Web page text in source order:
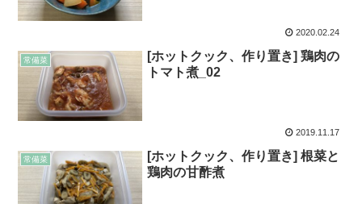
2020.02.24
常備菜
[ホットクック、作り置き] 鶏肉の
トマト煮_02
2019.11.17
常備菜
[ホットクック、作り置き] 根菜と
鶏肉の甘酢煮